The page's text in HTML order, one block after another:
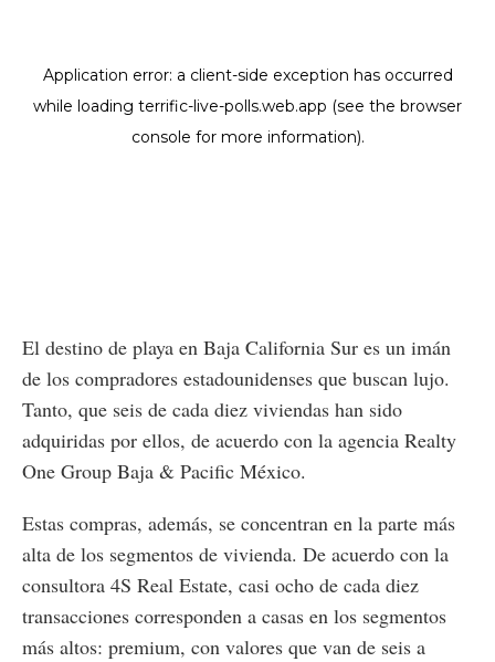
El destino de playa en Baja California Sur es un imán
de los compradores estadounidenses que buscan lujo.
Tanto, que seis de cada diez viviendas han sido
adquiridas por ellos, de acuerdo con la agencia Realty
One Group Baja & Pacific México.
Estas compras, además, se concentran en la parte más
alta de los segmentos de vivienda. De acuerdo con la
consultora 4S Real Estate, casi ocho de cada diez
transacciones corresponden a casas en los segmentos
más altos: premium, con valores que van de seis a